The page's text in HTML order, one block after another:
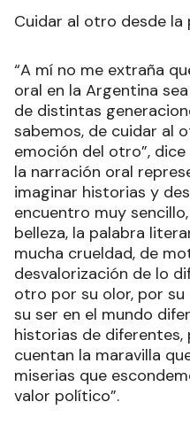
Cuidar al otro desde la
“A mí no me extraña
oral en la Argentina
de distintas
sabemos, de cuidar al
emoción del otro”,
la narración oral
imaginar historias y
encuentro muy
belleza, la palabra
mucha crueldad, de
desvalorización de lo
otro por su olor, por su
su ser en el mundo
historias de
cuentan la maravilla
miserias que
valor político”.